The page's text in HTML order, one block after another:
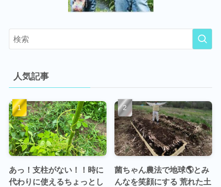
人気記事
あっ！支柱がない！！時に
代わりに使えるちょっとし
菌ちゃん農法で地球🌎とみ
んなを笑顔にする 荒れた土